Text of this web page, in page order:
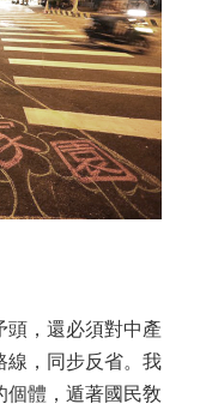
，還必須對中產
線，同步反省。我
體，遁著國民敎